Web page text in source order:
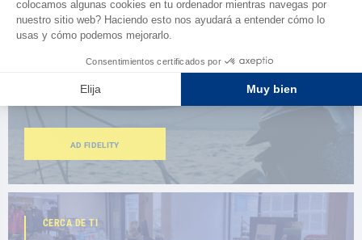
ESPACIO FIDELIDAD
¿Eres apasionado?
Benefíciate de ventajas exclusivas
AD FIDELITY
CERCA DE TI